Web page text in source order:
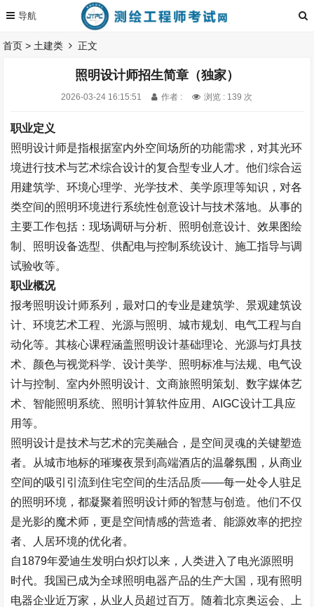
首页 > 土建类 正文
照明设计师招生简章（独家）
2026-03-24 16:15:51 作者 : 浏览 : 139 次
职业定义
照明设计师是指根据室内外空间场所的功能需求，对其光环
境进行技术与艺术综合设计的复合型专业人才。他们综合运
用建筑学、环境心理学、光学技术、美学原理等知识，对各
类空间的照明环境进行系统性创意设计与技术落地。从事的
主要工作包括：现场调研与分析、照明创意设计、效果图绘
制、照明设备选型、供配电与控制系统设计、施工指导与调
试验收等。
职业概况
报考照明设计师系列，最对口的专业是建筑学、景观建筑设
计、环境艺术工程、光源与照明、城市规划、电气工程与自
动化等。其核心课程涵盖照明设计基础理论、光源与灯具技
术、颜色与视觉科学、设计美学、照明标准与法规、电气设
计与控制、室内外照明设计、文商旅照明策划、数字媒体艺
术、智能照明系统、照明计算软件应用、AIGC设计工具应
用等。
照明设计是技术与艺术的完美融合，是空间灵魂的关键塑造
者。从城市地标的璀璨夜景到高端酒店的温馨氛围，从商业
空间的吸引引流到住宅空间的生活品质——每一处令人驻足
的照明环境，都凝聚着照明设计师的智慧与创造。他们不仅
是光影的魔术师，更是空间情感的营造者、能源效率的把控
者、人居环境的优化者。
自1879年爱迪生发明白炽灯以来，人类进入了电光源照明
时代。我国已成为全球照明电器产品的生产大国，现有照明
电器企业近万家，从业人员超过百万。随着北京奥运会、上